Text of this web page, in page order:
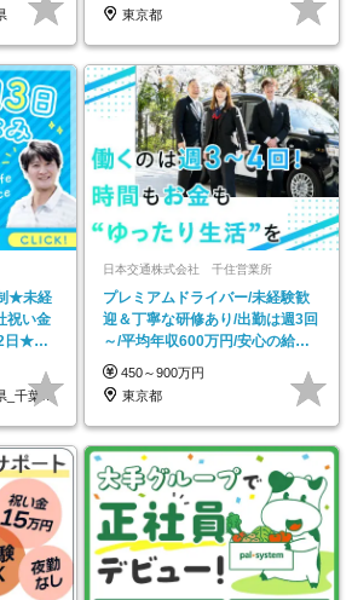
東京都
★未経
祝い金
日★寮
_茨城県
日本交通株式会社 千住営業所
プレミアムドライバー/未経験歓
迎＆丁寧な研修あり/出勤は週3回
～/平均年収600万円/安心の給与
保証あり
450～900万円
東京都